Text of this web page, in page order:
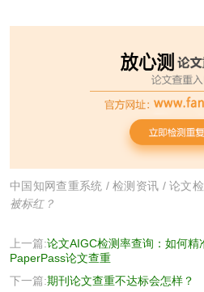
中国知网查重系统 /检测资讯 / 论文
被标红？
上一篇:论文AIGC检测率查询：如何精
PaperPass论文查重
下一篇:期刊论文查重不达标会怎样？